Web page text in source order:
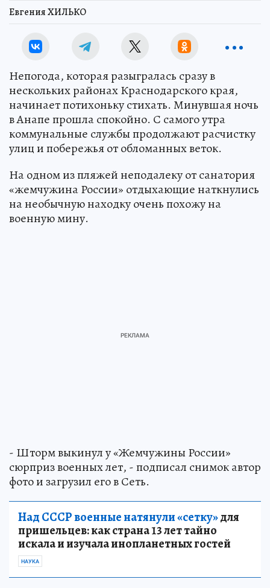
Евгения ХИЛЬКО
Непогода, которая разыгралась сразу в
нескольких районах Краснодарского края,
начинает потихоньку стихать. Минувшая ночь
в Анапе прошла спокойно. С самого утра
коммунальные службы продолжают расчистку
улиц и побережья от обломанных веток.
На одном из пляжей неподалеку от санатория
«жемчужина России» отдыхающие наткнулись
на необычную находку очень похожу на
военную мину.
- Шторм выкинул у «Жемчужины России»
сюрприз военных лет, - подписал снимок автор
фото и загрузил его в Сеть.
Над СССР военные натянули «сетку»для
пришельцев: как страна 13 лет тайно
искала и изучала инопланетных гостей
НАУКА